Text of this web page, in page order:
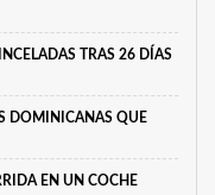
TRAS 26 DÍAS
DOMINICANAS QUE
EN UN COCHE